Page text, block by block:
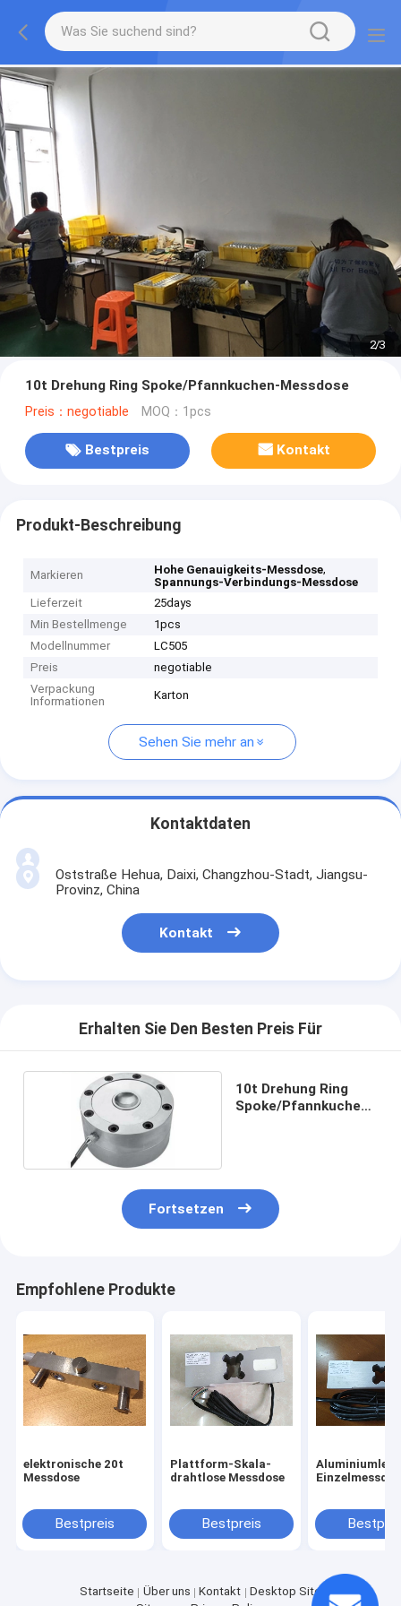
2/3
10t Drehung Ring Spoke/Pfannkuchen-Messdose
Preis：negotiable MOQ：1pcs
Bestpreis Kontakt
Produkt-Beschreibung
Markieren Hohe Genauigkeits-Messdose,
Spannungs-Verbindungs-Messdose
Lieferzeit
25days
Min Bestellmenge
1pcs
Modellnummer
LC505
Preis
negotiable
Verpackung
Informationen
Karton
Sehen Sie mehr an
Kontaktdaten
Oststraße Hehua, Daixi, Changzhou-Stadt, Jiangsu-
Provinz, China
Kontakt
Erhalten Sie Den Besten Preis Für
10t Drehung Ring
Spoke/Pfannkuchen-
Fortsetzen
Empfohlene Produkte
elektronische 20t
Messdose
Bestpreis
Plattform-Skala-
drahtlose Messdose
Bestpreis
Startseite Über uns Kontakt
Desktop Site